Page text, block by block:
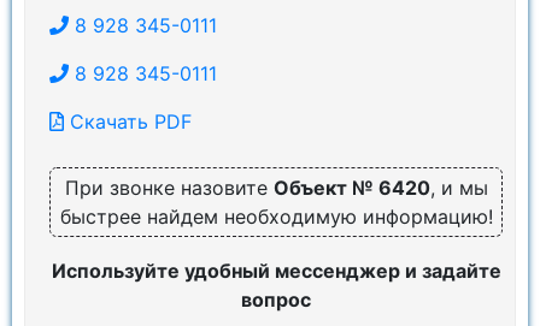
8 928 345-0111
8 928 345-0111
Скачать PDF
При звонке назовите Объект № 6420, и мы
быстрее найдем необходимую информацию!
Используйте удобный мессенджер и задайте
вопрос